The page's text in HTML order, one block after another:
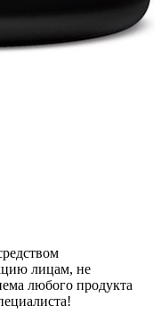
лицам, не
любого продукта